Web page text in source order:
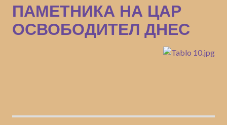
ПАМЕТНИКА НА ЦАР
ОСВОБОДИТЕЛ ДНЕС